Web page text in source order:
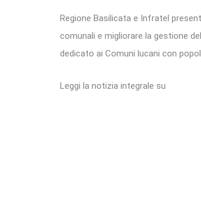
Regione Basilicata e Infratel
comunali e migliorare la gestione
dedicato ai Comuni lucani con
Leggi la notizia integrale su